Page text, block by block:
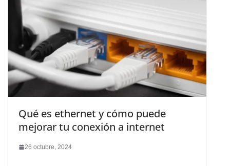
Qué es ethernet y cómo puede
mejorar tu conexión a internet
26 octubre, 2024